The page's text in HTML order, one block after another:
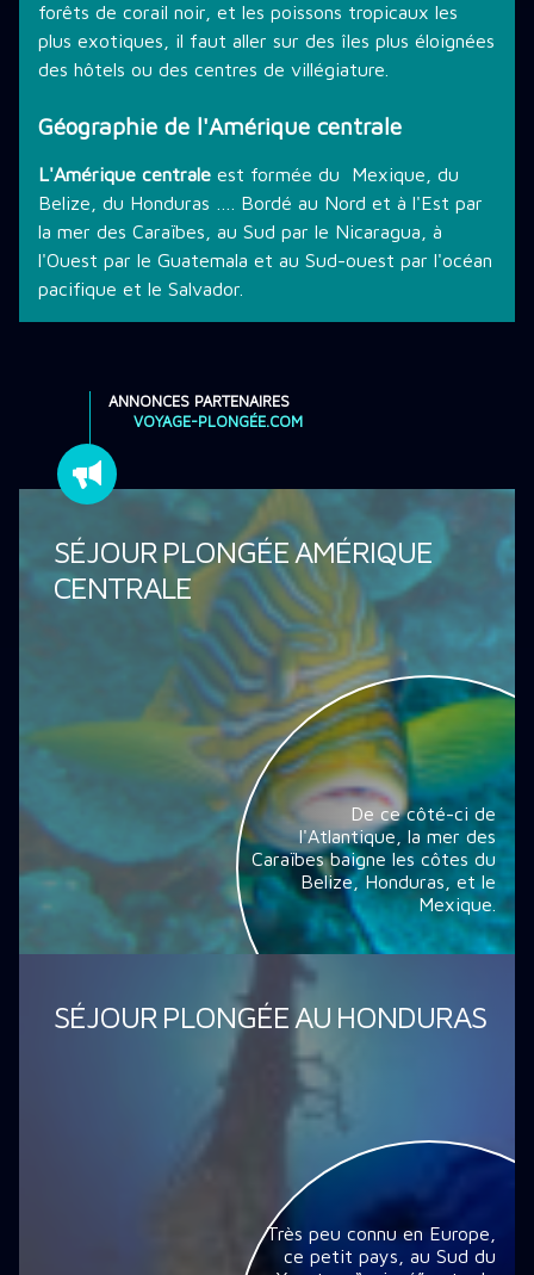
forêts de corail noir, et les poissons tropicaux les
plus exotiques, il faut aller sur des îles plus éloignées
des hôtels ou des centres de villégiature.
Géographie de l'Amérique centrale
L'Amérique centrale est formée du Mexique, du
Belize, du Honduras …. Bordé au Nord et à l'Est par
la mer des Caraïbes, au Sud par le Nicaragua, à
l'Ouest par le Guatemala et au Sud-ouest par l'océan
pacifique et le Salvador.
ANNONCES PARTENAIRES
VOYAGE-PLONGÉE.COM
SÉJOUR PLONGÉE AMÉRIQUE
CENTRALE
De ce côté-ci de
l'Atlantique, la mer des
Caraïbes baigne les côtes du
Belize, Honduras, et le
Mexique.
SÉJOUR PLONGÉE AU HONDURAS
Très peu connu en Europe,
ce petit pays, au Sud du